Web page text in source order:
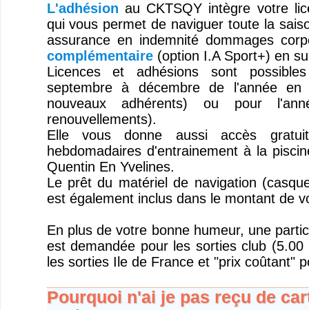
L'adhésion au CKTSQY intègre votre
qui vous permet de naviguer toute la
assurance en indemnité dommages
complémentaire(option I.A Sport+) en
Licences et adhésions sont
septembre à décembre de l'année
nouveaux adhérents) ou pour
renouvellements).
Elle vous donne aussi accès
hebdomadaires d'entrainement à la
Quentin En Yvelines.
Le prêt du matériel de navigation
est également inclus dans le montant de
En plus de votre bonne humeur, une
est demandée pour les sorties club
les sorties Ile de France et "prix coûtant"
Pourquoi n'ai je pas reçu de